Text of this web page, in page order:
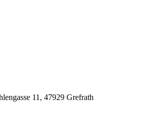
11, 47929 Grefrath